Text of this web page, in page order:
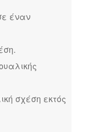
έναν
σχέση εκτός